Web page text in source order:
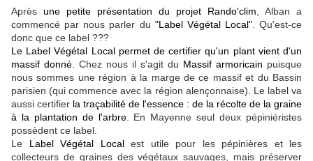
Après une petite présentation du projet Rando'clim , Alban a
commencé par nous parler du "Label Végétal Local". Qu'est-ce
donc que ce label ???
Le Label Végétal Local permet de certifier qu'un plant vient d'un
massif donné. Chez nous il s'agit du Massif armoricain puisque
nous sommes une région à la marge de ce massif et du Bassin
parisien (qui commence avec la région alençonnaise). Le label va
aussi certifier la traçabilité de l'essence : de la récolte de la graine
à la plantation de l'arbre. En Mayenne seul deux pépiniéristes
possèdent ce label.
Le Label Végétal Localest utile pour les pépinières et les
collecteurs de graines des végétaux sauvages, mais préserver